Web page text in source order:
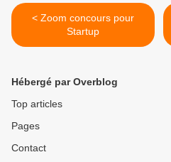
< Zoom concours pour
Startup
Hébergé par Overblog
Top articles
Pages
Contact